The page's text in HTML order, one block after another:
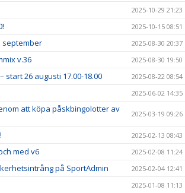
2025-10-29 21:23
2025-10-15 08:51
september 2025-08-30 20:37
v.36 2025-08-30 19:50
26 augusti 17.00-18.00 2025-08-22 08:54
2025-06-02 14:35
att köpa påskbingolotter av
2025-03-19 09:26
2025-02-13 08:43
med v6 2025-02-08 11:24
på SportAdmin 2025-02-04 12:41
2025-01-08 11:13